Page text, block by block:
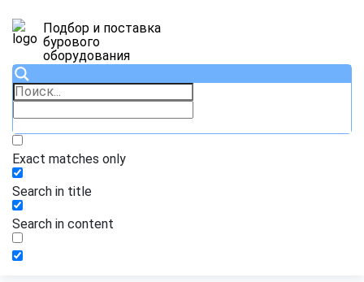
Подбор и поставка
бурового
оборудования
Exact matches only
Search in title
Search in content